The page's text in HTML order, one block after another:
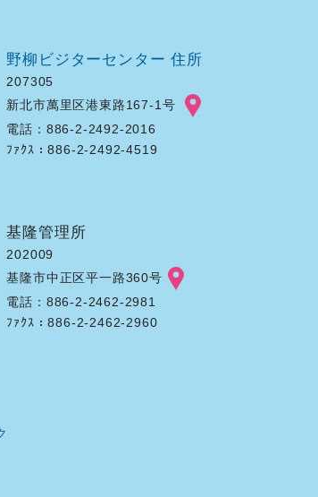
野柳ビジターセンター 住所
207305
新北市萬里区港東路167-1号
電話：886-2-2492-2016
ﾌｧｸｽ：886-2-2492-4519
基隆管理所
202009
基隆市中正区平一路360号
電話：886-2-2462-2981
ﾌｧｸｽ：886-2-2462-2960